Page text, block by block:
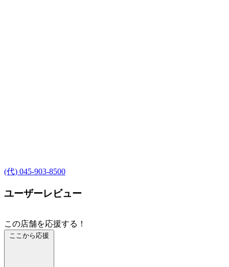
(代) 045-903-8500
ユーザーレビュー
この店舗を応援する！
ここから応援